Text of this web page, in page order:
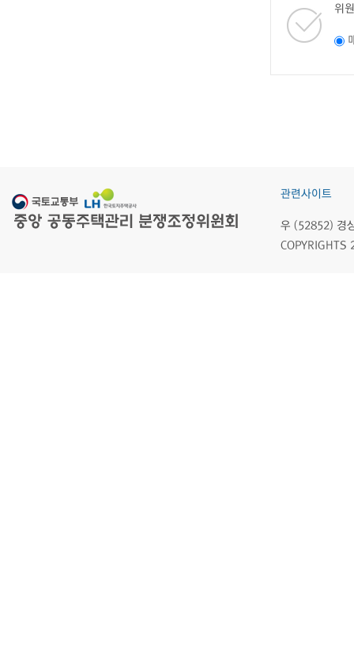
위
관련사이트
우 (52852) 경
COPYRIGHTS